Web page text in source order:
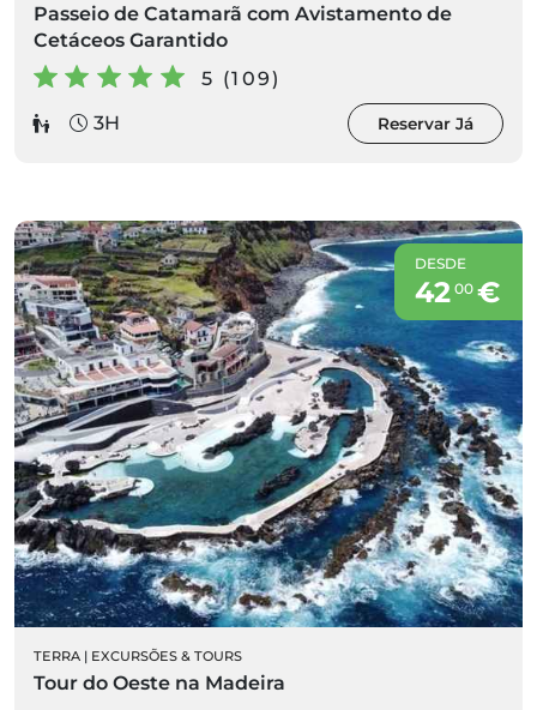
Passeio de Catamarã com Avistamento de
Cetáceos Garantido
5 (109)
3H
Reservar Já
DESDE
42 00€
TERRA | EXCURSÕES & TOURS
Tour do Oeste na Madeira